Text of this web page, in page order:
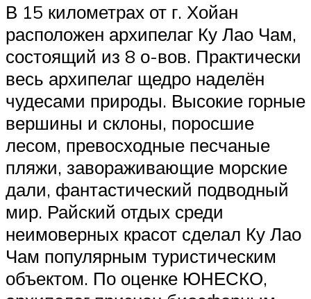
В 15 километрах от г. Хойан
расположен архипелаг Ку Лао Чам,
состоящий из 8 о-вов. Практически
весь архипелаг щедро наделён
чудесами природы. Высокие горные
вершины и склоны, поросшие
лесом, превосходные песчаные
пляжи, завораживающие морские
дали, фантастический подводный
мир. Райский отдых среди
неимоверных красот сделал Ку Лао
Чам популярным туристическим
объектом. По оценке ЮНЕСКО,